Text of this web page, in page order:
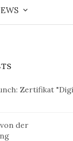
Zertifikat
der